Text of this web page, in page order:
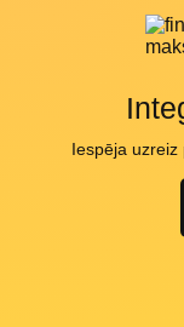
Iespēja uzreiz